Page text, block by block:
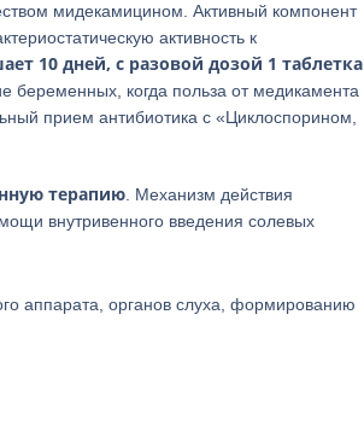
мидекамицином. Активный компонент
активность к
10 дней, с разовой дозой 1 таблетка
беременных, когда польза от медикамента
прием антибиотика с «Циклоспорином,
терапию . Механизм действия
внутривенного введения солевых
аппарата, органов слуха, формированию